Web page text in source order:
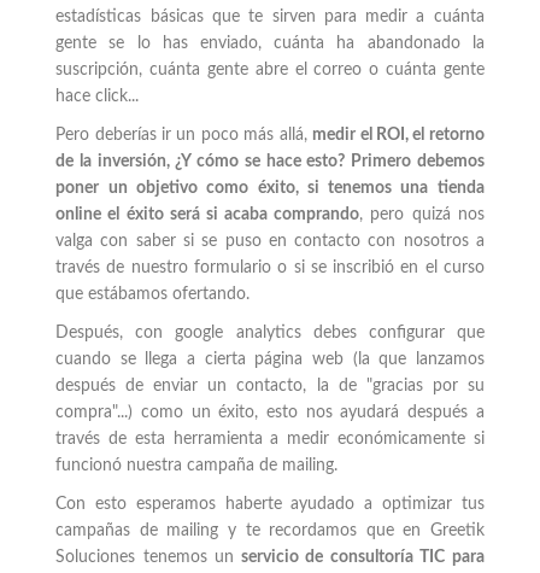
estadísticas básicas que te sirven para medir a cuánta
gente se lo has enviado, cuánta ha abandonado la
suscripción, cuánta gente abre el correo o cuánta gente
hace click...
Pero deberías ir un poco más allá, medir el ROI, el retorno
de la inversión, ¿Y cómo se hace esto? Primero debemos
poner un objetivo como éxito, si tenemos una tienda
online el éxito será si acaba comprando, pero quizá nos
valga con saber si se puso en contacto con nosotros a
través de nuestro formulario o si se inscribió en el curso
que estábamos ofertando.
Después, con google analytics debes configurar que
cuando se llega a cierta página web (la que lanzamos
después de enviar un contacto, la de "gracias por su
compra"...) como un éxito, esto nos ayudará después a
través de esta herramienta a medir económicamente si
funcionó nuestra campaña de mailing.
Con esto esperamos haberte ayudado a optimizar tus
campañas de mailing y te recordamos que en Greetik
Soluciones tenemos un servicio de consultoría TIC para